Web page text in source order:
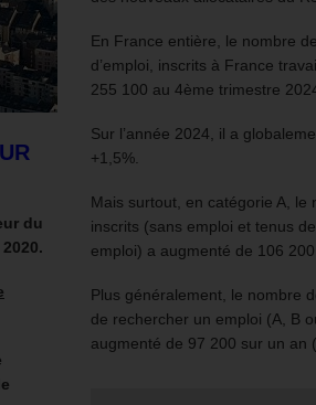
du
En France entière, le nombre
d’emploi, inscrits à France
255 100 au 4ème trimestre
Sur l’année 2024, il a
+1,5%.
Mais surtout, en catégorie A, le
inscrits (sans emploi et tenus
emploi) a augmenté de 106 200
Plus généralement, le nombre
de rechercher un emploi (A, B
augmenté de 97 200 sur un an